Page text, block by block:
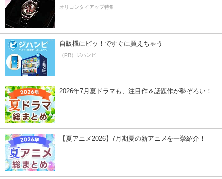
オリコンタイアップ特集
自販機にピッ！ですぐに買えちゃう
（PR）ジハンピ
2026年7月夏ドラマも、注目作＆話題作が勢ぞろい！
【夏アニメ2026】7月期夏の新アニメを一挙紹介！